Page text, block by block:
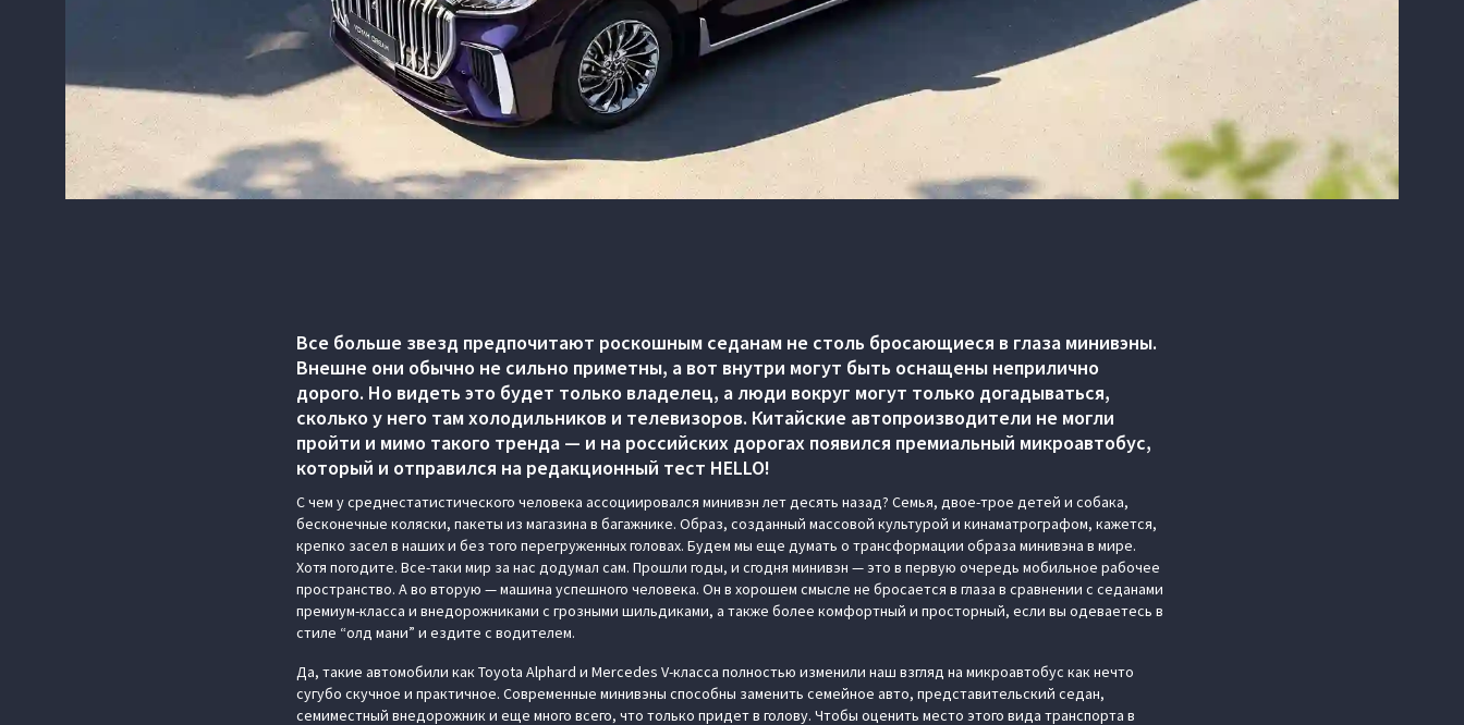
Все больше звезд предпочитают роскошным седанам не столь бросающиеся в глаза минивэны.
Внешне они обычно не сильно приметны, а вот внутри могут быть оснащены неприлично
дорого. Но видеть это будет только владелец, а люди вокруг могут только догадываться,
сколько у него там холодильников и телевизоров. Китайские автопроизводители не могли
пройти и мимо такого тренда — и на российских дорогах появился премиальный микроавтобус,
который и отправился на редакционный тест HELLO!
C чем у среднестатистического человека ассоциировался минивэн лет десять назад? Семья, двое-трое детей и собака,
бесконечные коляски, пакеты из магазина в багажнике. Образ, созданный массовой культурой и кинаматрографом, кажется,
крепко засел в наших и без того перегруженных головах. Будем мы еще думать о трансформации образа минивэна в мире.
Хотя погодите. Все-таки мир за нас додумал сам. Прошли годы, и сгодня минивэн — это в первую очередь мобильное рабочее
пространство. А во вторую — машина успешного человека. Он в хорошем смысле не бросается в глаза в сравнении с седанами
премиум-класса и внедорожниками с грозными шильдиками, а также более комфортный и просторный, если вы одеваетесь в
стиле “олд мани” и ездите с водителем.
Да, такие автомобили как Toyota Alphard и Mercedes V-класса полностью изменили наш взгляд на микроавтобус как нечто
сугубо скучное и практичное. Современные минивэны способны заменить семейное авто, представительский седан,
семиместный внедорожник и еще много всего, что только придет в голову. Чтобы оценить место этого вида транспорта в